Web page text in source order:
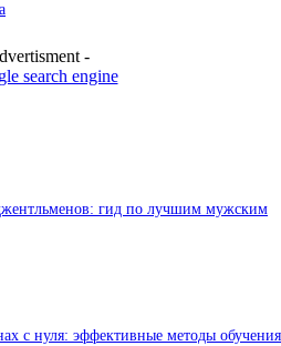
-
гид по лучшим мужским
с нуля: эффективные методы